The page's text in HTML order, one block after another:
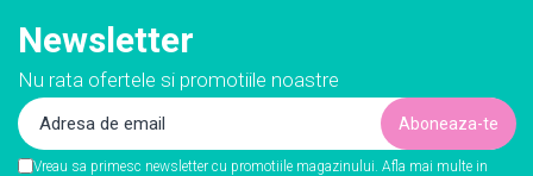
Newsletter
Nu rata ofertele si promotiile noastre
Vreau sa primesc newsletter cu promotiile magazinului. Afla mai multe in